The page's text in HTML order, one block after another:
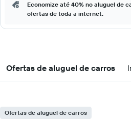
Economize até 40% no aluguel de
ofertas de toda a internet.
Ofertas de aluguel de carros
Ofertas de aluguel de carros